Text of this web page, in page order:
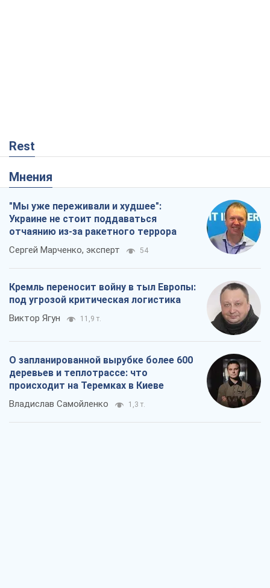
Rest
Мнения
"Мы уже переживали и худшее":
Украине не стоит поддаваться
отчаянию из-за ракетного террора
Сергей Марченко, эксперт 54
Кремль переносит войну в тыл Европы:
под угрозой критическая логистика
Виктор Ягун 11,9 т.
О запланированной вырубке более 600
деревьев и теплотрассе: что
происходит на Теремках в Киеве
Владислав Самойленко 1,3 т.